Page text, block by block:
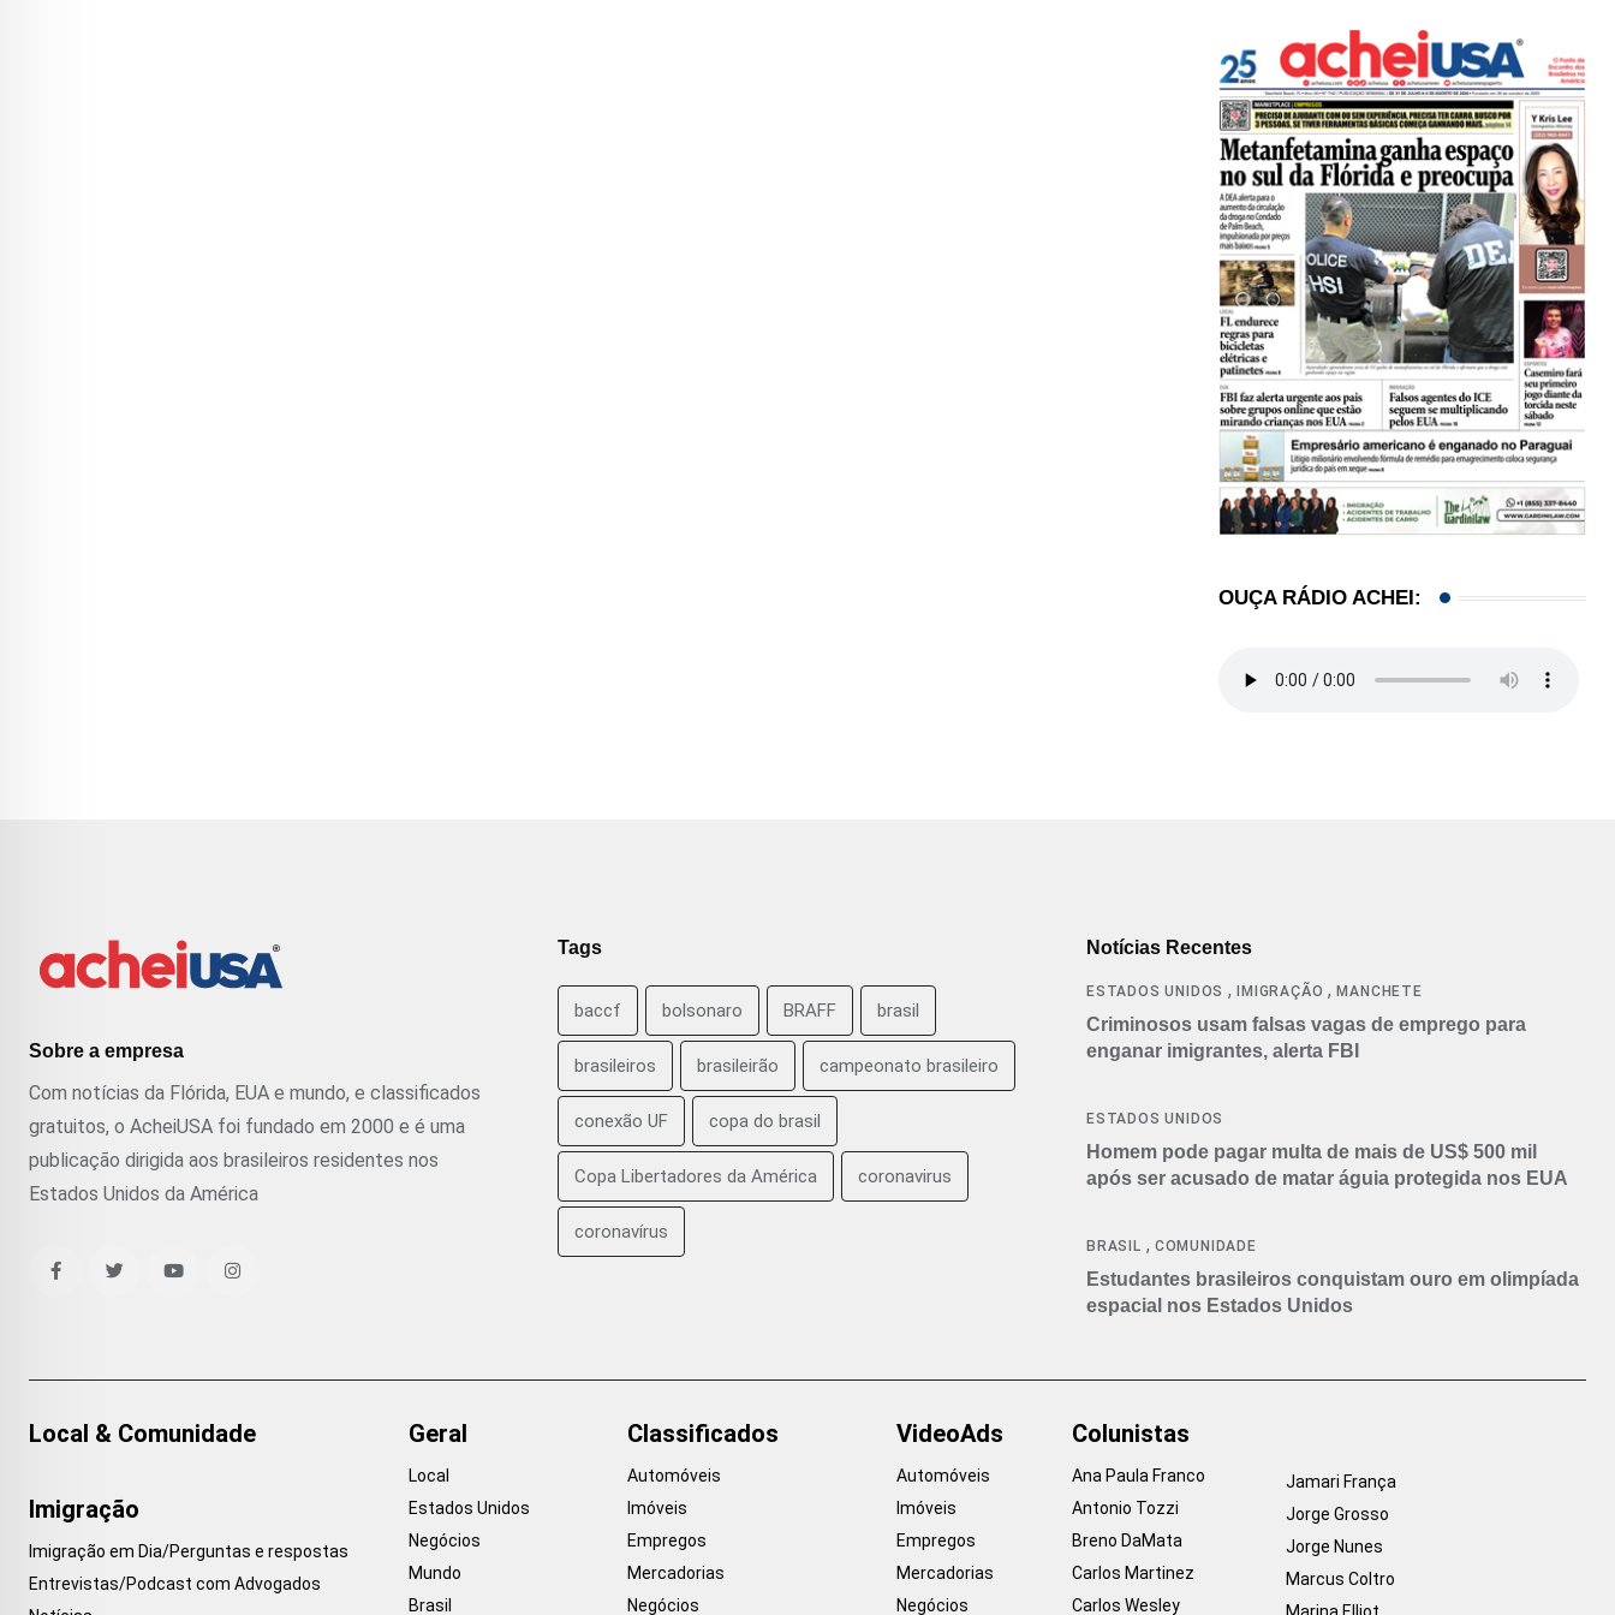
OUÇA RÁDIO ACHEI:
Sobre a empresa
Com notícias da Flórida, EUA e mundo, e classificados
gratuitos, o AcheiUSA foi fundado em 2000 e é uma
publicação dirigida aos brasileiros residentes nos
Estados Unidos da América
Tags
baccf bolsonaro BRAFF brasil
brasileiros brasileirão campeonato brasileiro
conexão UF copa do brasil
Copa Libertadores da América coronavirus
coronavírus
Notícias Recentes
ESTADOS UNIDOS , IMIGRAÇÃO ,MANCHETE
Criminosos usam falsas vagas de emprego para
enganar imigrantes, alerta FBI
ESTADOS UNIDOS
Homem pode pagar multa de mais de US$ 500 mil
após ser acusado de matar águia protegida nos EUA
BRASIL , COMUNIDADE
Estudantes brasileiros conquistam ouro em olimpíada
espacial nos Estados Unidos
Local & Comunidade
Imigração
Imigração em Dia/Perguntas e respostas
Entrevistas/Podcast com Advogados
Geral
Local
Estados Unidos
Negócios
Mundo
Brasil
Classificados
Automóveis
Imóveis
Empregos
Mercadorias
Negócios
VideoAds
Automóveis
Imóveis
Empregos
Mercadorias
Negócios
Colunistas
Ana Paula Franco
Antonio Tozzi
Breno DaMata
Carlos Martinez
Carlos Wesley
Jamari França
Jorge Grosso
Jorge Nunes
Marcus Coltro